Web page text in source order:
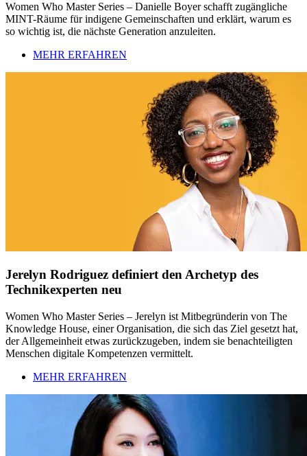
Women Who Master Series – Danielle Boyer schafft zugängliche
MINT-Räume für indigene Gemeinschaften und erklärt, warum es
so wichtig ist, die nächste Generation anzuleiten.
MEHR ERFAHREN
Jerelyn Rodriguez definiert den Archetyp des
Technikexperten neu
Women Who Master Series – Jerelyn ist Mitbegründerin von The
Knowledge House, einer Organisation, die sich das Ziel gesetzt hat,
der Allgemeinheit etwas zurückzugeben, indem sie benachteiligten
Menschen digitale Kompetenzen vermittelt.
MEHR ERFAHREN